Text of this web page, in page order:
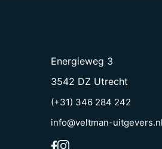
Energieweg 3
3542 DZ Utrecht
(+31) 346 284 242
info@veltman-uitgevers.nl